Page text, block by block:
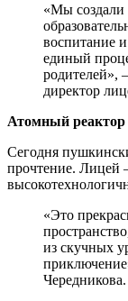
«Мы создали
воспитание
единый
родителей»,
директор
Атомный реактор
Сегодня
прочтение. Лицей
«Это
из скучных
Чередникова.